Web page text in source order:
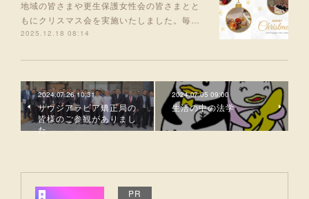
地域の皆さまや更生保護女性会の皆さまとと
もにクリスマス会を実施いたしました。毎…
2025.12.18 08:14
2024.07.26 10:31
サウジアラビア矯正局の
皆様のご参観がありまし
た
2024.07.05 09:00
生活の中の法学
PR